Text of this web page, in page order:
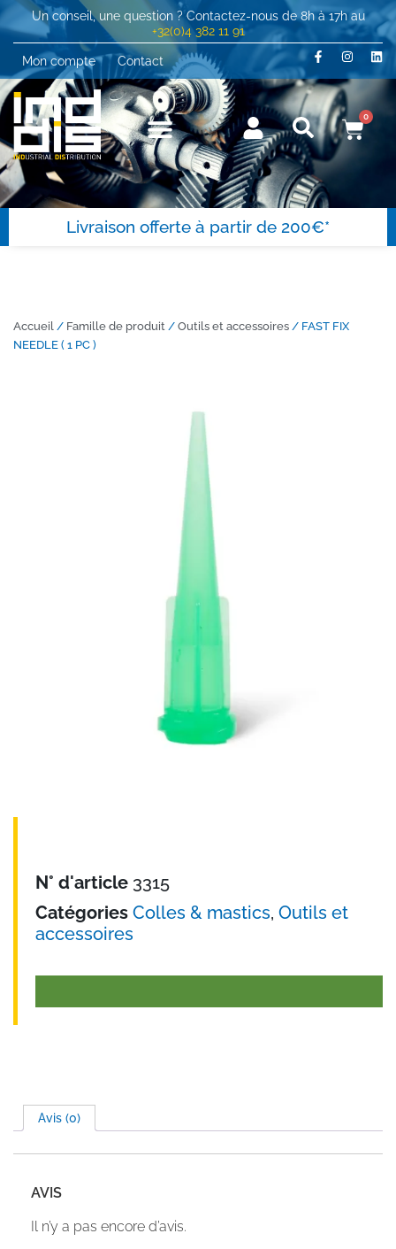
Un conseil, une question ? Contactez-nous de 8h à 17h au
+32(0)4 382 11 91
Mon compte
Contact
0
Livraison offerte à partir de 200€*
Accueil / Famille de produit / Outils et accessoires / FAST FIX
NEEDLE ( 1 PC )
N° d'article 3315
Catégories Colles & mastics, Outils et
accessoires
Avis (0)
AVIS
Il n’y a pas encore d’avis.